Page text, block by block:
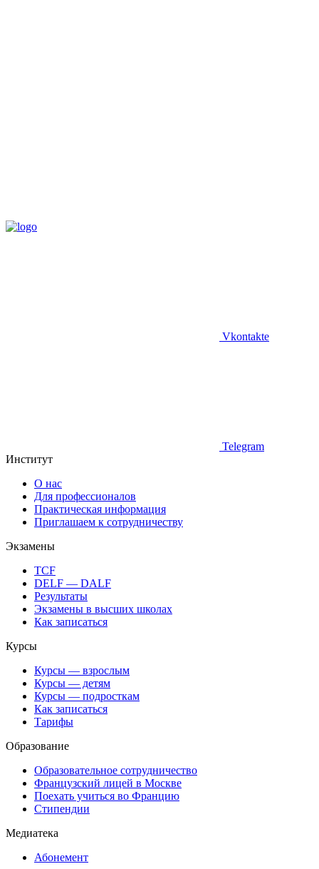
Vkontakte
Telegram
Институт
О нас
Для профессионалов
Практическая информация
Приглашаем к сотрудничеству
Экзамены
TCF
DELF — DALF
Результаты
Экзамены в высших школах
Как записаться
Курсы
Курсы — взрослым
Курсы — детям
Курсы — подросткам
Как записаться
Тарифы
Образование
Образовательное сотрудничество
Французский лицей в Москве
Поехать учиться во Францию
Стипендии
Медиатека
Абонемент